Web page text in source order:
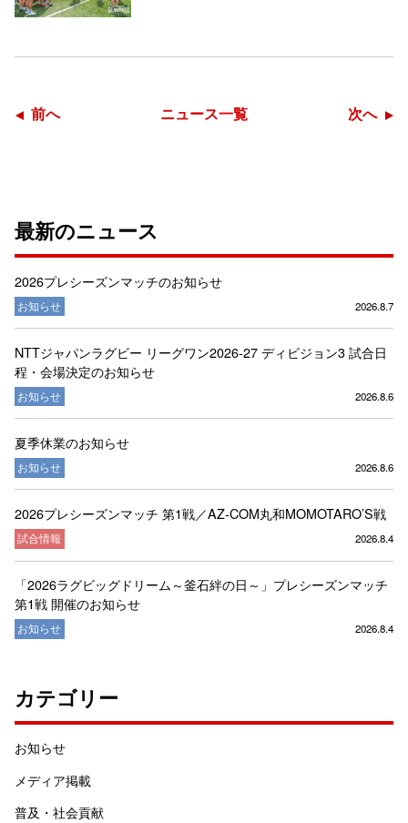
前へ ニュース一覧 次へ
最新のニュース
2026プレシーズンマッチのお知らせ
お知らせ 2026.8.7
NTTジャパンラグビー リーグワン2026-27 ディビジョン3 試合日
程・会場決定のお知らせ
お知らせ 2026.8.6
夏季休業のお知らせ
お知らせ 2026.8.6
2026プレシーズンマッチ 第1戦／AZ-COM丸和MOMOTARO’S戦
試合情報 2026.8.4
「2026ラグビッグドリーム～釜石絆の日～」プレシーズンマッチ
第1戦 開催のお知らせ
お知らせ 2026.8.4
カテゴリー
お知らせ
メディア掲載
普及・社会貢献